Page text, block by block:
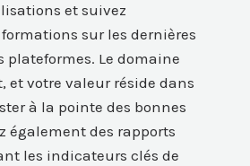
et suivez
sur les dernières
Le domaine
et votre valeur réside dans
à la pointe des bonnes
également des rapports
les indicateurs clés de